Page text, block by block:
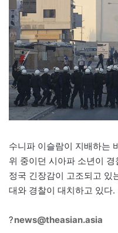
수니파 이슬람이 지배하는
위 중이던 시아파 소년이
정국 긴장감이 고조되고 있
대와 경찰이 대치하고 있다
?news@theasian.asia